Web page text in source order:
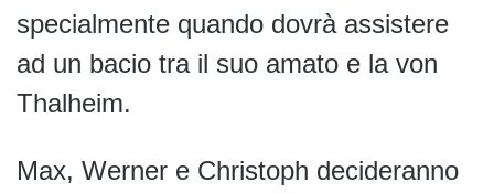
specialmente quando dovrà assistere
ad un bacio tra il suo amato e la von
Thalheim.
Max, Werner e Christoph decideranno